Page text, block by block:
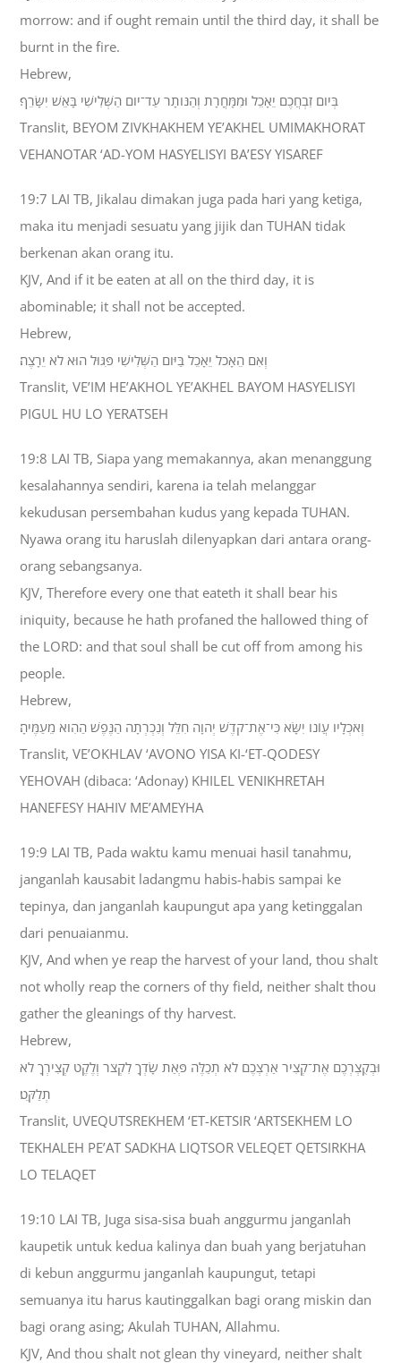
morrow: and if ought remain until the third day, it shall be
burnt in the fire.
Hebrew,
בְּיֹום זִבְחֲכֶם יֵאָכֵל וּמִמָּחֳרָת וְהַנֹּותָר עַד־יֹום הַשְּׁלִישִׁי בָּאֵשׁ יִשָּׂרֵף׃
Translit, BEYOM ZIVKHAKHEM YE’AKHEL UMIMAKHORAT
VEHANOTAR ‘AD-YOM HASYELISYI BA’ESY YISAREF
19:7 LAI TB, Jikalau dimakan juga pada hari yang ketiga,
maka itu menjadi sesuatu yang jijik dan TUHAN tidak
berkenan akan orang itu.
KJV, And if it be eaten at all on the third day, it is
abominable; it shall not be accepted.
Hebrew,
וְאִם הֵאָכֹל יֵאָכֵל בַּיֹּום הַשְּׁלִישִׁי פִּגּוּל הוּא לֹא יֵרָצֶה׃
Translit, VE’IM HE’AKHOL YE’AKHEL BAYOM HASYELISYI
PIGUL HU LO YERATSEH
19:8 LAI TB, Siapa yang memakannya, akan menanggung
kesalahannya sendiri, karena ia telah melanggar
kekudusan persembahan kudus yang kepada TUHAN.
Nyawa orang itu haruslah dilenyapkan dari antara orang-
orang sebangsanya.
KJV, Therefore every one that eateth it shall bear his
iniquity, because he hath profaned the hallowed thing of
the LORD: and that soul shall be cut off from among his
people.
Hebrew,
וְאֹכְלָיו עֲוֹנֹו יִשָּׂא כִּי־אֶת־קֹדֶשׁ יְהוָה חִלֵּל וְנִכְרְתָה הַנֶּפֶשׁ הַהִוא מֵעַמֶּיהָ׃
Translit, VE’OKHLAV ‘AVONO YISA KI-‘ET-QODESY
YEHOVAH (dibaca: ‘Adonay) KHILEL VENIKHRETAH
HANEFESY HAHIV ME’AMEYHA
19:9 LAI TB, Pada waktu kamu menuai hasil tanahmu,
janganlah kausabit ladangmu habis-habis sampai ke
tepinya, dan janganlah kaupungut apa yang ketinggalan
dari penuaianmu.
KJV, And when ye reap the harvest of your land, thou shalt
not wholly reap the corners of thy field, neither shalt thou
gather the gleanings of thy harvest.
Hebrew,
וּבְקֻצְרְכֶם אֶת־קְצִיר אַרְצְכֶם לֹא תְכַלֶּה פְּאַת שָׂדְךָ לִקְצֹר וְלֶקֶט קְצִירְךָ לֹא
תְלַקֵּט׃
Translit, UVEQUTSREKHEM ‘ET-KETSIR ‘ARTSEKHEM LO
TEKHALEH PE’AT SADKHA LIQTSOR VELEQET QETSIRKHA
LO TELAQET
19:10 LAI TB, Juga sisa-sisa buah anggurmu janganlah
kaupetik untuk kedua kalinya dan buah yang berjatuhan
di kebun anggurmu janganlah kaupungut, tetapi
semuanya itu harus kautinggalkan bagi orang miskin dan
bagi orang asing; Akulah TUHAN, Allahmu.
KJV, And thou shalt not glean thy vineyard, neither shalt